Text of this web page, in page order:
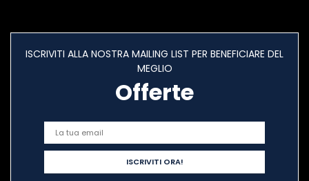
ISCRIVITI ALLA NOSTRA MAILING LIST PER BENEFICIARE DEL
MEGLIO
Offerte